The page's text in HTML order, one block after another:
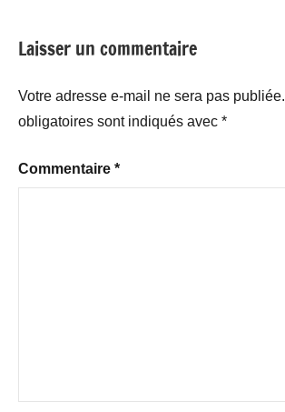
Laisser un commentaire
Votre adresse e-mail ne sera pas publiée.
obligatoires sont indiqués avec *
Commentaire *